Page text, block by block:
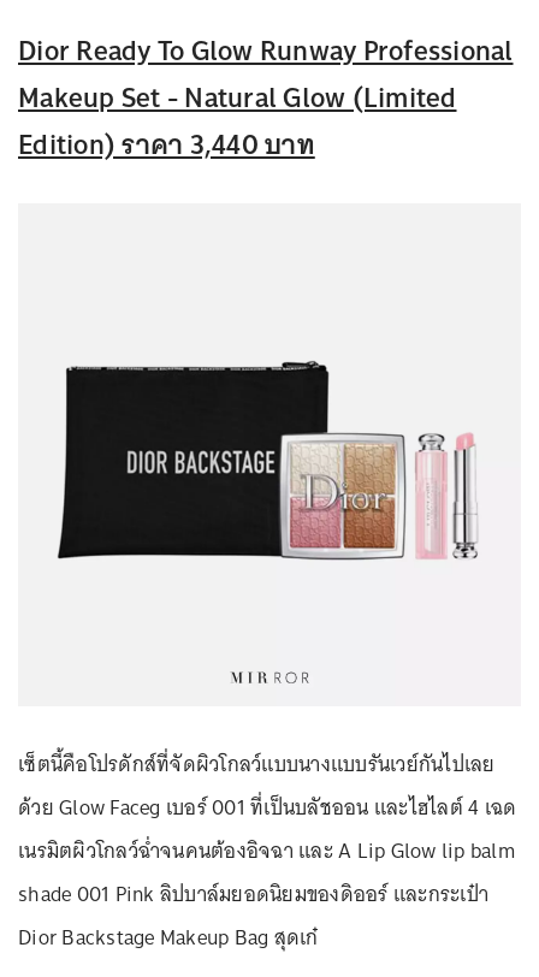
Dior Ready To Glow Runway Professional
Makeup Set - Natural Glow (Limited
Edition) ราคา 3,440 บาท
เซ็ตนี้คือโปรดักส์ที่จัดผิวโกลว์แบบนางแบบรันเวย์กันไปเลย
ด้วย Glow Faceg เบอร์ 001 ที่เป็นบลัชออน และไฮไลต์ 4 เฉด
เนรมิตผิวโกลว์ฉ่ำจนคนต้องอิจฉา และ A Lip Glow lip balm
shade 001 Pink ลิปบาล์มยอดนิยมของดิออร์ และกระเป๋า
Dior Backstage Makeup Bag สุดเก๋